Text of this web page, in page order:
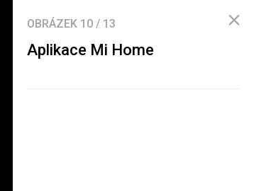
OBRÁZEK 10 / 13
Aplikace Mi Home